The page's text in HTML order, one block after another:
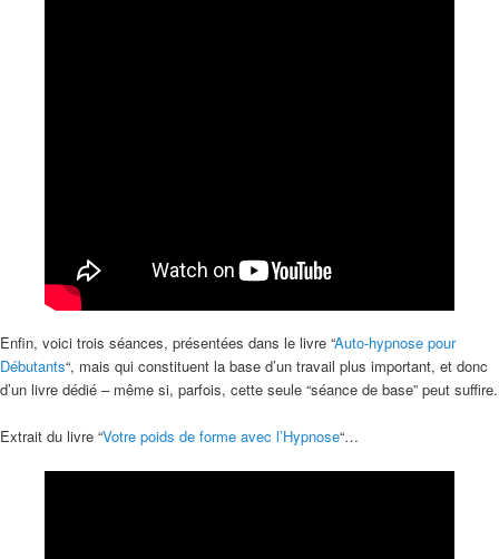
Enfin, voici trois séances, présentées dans le livre “Auto-hypnose pour
Débutants“, mais qui constituent la base d’un travail plus important, et donc
d’un livre dédié – même si, parfois, cette seule “séance de base” peut suffire.
Extrait du livre “Votre poids de forme avec l’Hypnose“…